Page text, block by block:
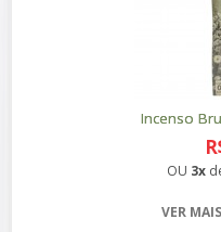
Incenso
OU 3x
VER MAIS